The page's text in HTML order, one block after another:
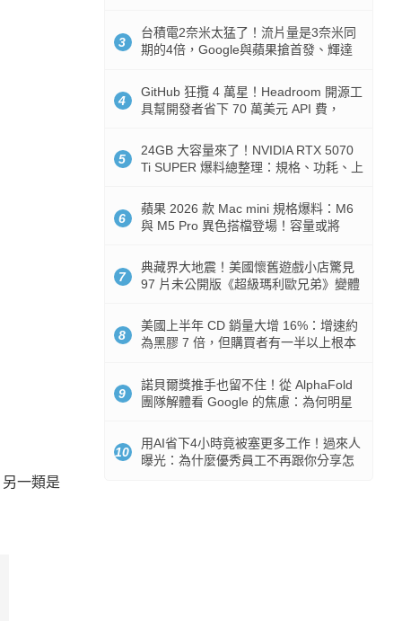
一類是
3
台積電2奈米太猛了！流片量是3奈米同
期的4倍，Google與蘋果搶首發、輝達
4
GitHub 狂攬 4 萬星！Headroom 開源工
具幫開發者省下 70 萬美元 API 費，
5
24GB 大容量來了！NVIDIA RTX 5070
Ti SUPER 爆料總整理：規格、功耗、上
6
蘋果 2026 款 Mac mini 規格爆料：M6
與 M5 Pro 異色搭檔登場！容量或將
7
典藏界大地震！美國懷舊遊戲小店驚見
97 片未公開版《超級瑪利歐兄弟》變體
8
美國上半年 CD 銷量大增 16%：增速約
為黑膠 7 倍，但購買者有一半以上根本
9
諾貝爾獎推手也留不住！從 AlphaFold
團隊解體看 Google 的焦慮：為何明星
10
用AI省下4小時竟被塞更多工作！過來人
曝光：為什麼優秀員工不再跟你分享怎